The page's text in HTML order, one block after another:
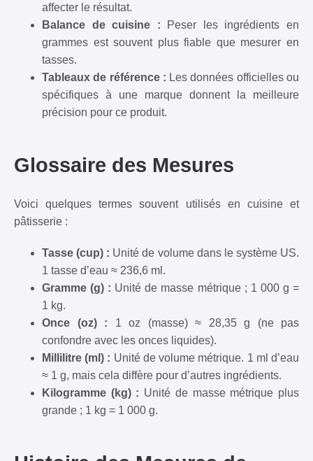
affecter le résultat.
Balance de cuisine : Peser les ingrédients en
grammes est souvent plus fiable que mesurer en
tasses.
Tableaux de référence : Les données officielles ou
spécifiques à une marque donnent la meilleure
précision pour ce produit.
Glossaire des Mesures
Voici quelques termes souvent utilisés en cuisine et
pâtisserie :
Tasse (cup) : Unité de volume dans le système US.
1 tasse d’eau ≈ 236,6 ml.
Gramme (g) : Unité de masse métrique ; 1 000 g =
1 kg.
Once (oz) : 1 oz (masse) ≈ 28,35 g (ne pas
confondre avec les onces liquides).
Millilitre (ml) : Unité de volume métrique. 1 ml d’eau
≈ 1 g, mais cela diffère pour d’autres ingrédients.
Kilogramme (kg) : Unité de masse métrique plus
grande ; 1 kg = 1 000 g.